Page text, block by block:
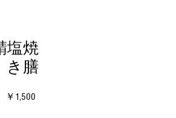
塩焼
き膳
￥1,500